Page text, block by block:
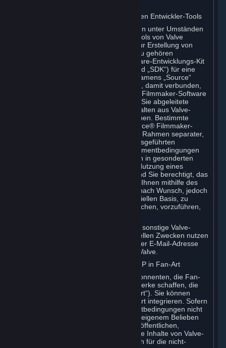
C. Lizenz zur Nutzung von Valve-eigenen Entwickler-Tools
Ihr(e) Abonnement(s) umfasst/umfassen unter Umständen
auch den Zugang zu verschiedenen Tools von Valve
(nachfolgend „Entwickler-Tools“), die zur Erstellung von
Inhalten genutzt werden können. Hierzu gehören
beispielsweise das Valve-eigene Software-Entwicklungs-Kit
(Software Development Kit; nachfolgend „SDK“) für eine
Version der Computer-Spiele-Engine namens „Source“
(nachfolgend die „Source-Engine“) und, damit verbunden,
der Valve Hammer Editor, die Source® Filmmaker-Software
oder spielinterne Tools, mit deren Hilfe Sie abgeleitete
Werke eines Valve-Spiels oder von Inhalten aus Valve-
Spielen erarbeiten oder herstellen können. Bestimmte
Entwickler-Tools (zum Beispiel die Source® Filmmaker-
Software) werden unter Umständen im Rahmen separater,
sich von den in dieser Vertragsziffer ausgeführten
Regelungen unterscheidenden Abonnementbedingungen
vertrieben. Abgesehen von Regelungen in gesonderten
Abonnementbedingungen, die für die Nutzung eines
bestimmten Entwickler-Tools gelten, sind Sie berechtigt, das
Entwickler-Tool zu verwenden und von Ihnen mithilfe des
Entwickler-Tools erstellte Inhalte ganz nach Wunsch, jedoch
ausschließlich auf einer nicht kommerziellen Basis, zu
nutzen, zu vervielfältigen, zu veröffentlichen, vorzuführen,
Falls Sie das Source-Engine-SDK oder sonstige Valve-
eigenen Entwickler-Tools zu kommerziellen Zwecken nutzen
möchten, wenden Sie sich bitte unter der E-Mail-Adresse
sourceengine@valvesoftware.com an Valve.
D. Lizenz zur Nutzung der Valve-Spiel-IP in Fan-Art
Valve schätzt die Gemeinschaft der Abonnenten, die Fan-
Kunst, Fan-Fiction und audiovisuelle Werke schaffen, die
sich auf Valve-Spiele beziehen („Fan-Art“). Sie können
Inhalte von Valve-Spielen in Ihre Fan-Art integrieren. Sofern
in dieser Ziffer oder in den Abonnementbedingungen nicht
anderweitig bestimmt, dürfen Sie nach eigenem Belieben
Fan-Art verwenden, vervielfältigen, veröffentlichen,
aufführen, vorzeigen und vertreiben, die Inhalte von Valve-
Spielen enthält. Dies gilt jedoch lediglich für die nicht-